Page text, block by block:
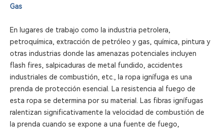
Gas
En lugares de trabajo como la industria petrolera,
petroquímica, extracción de petróleo y gas, química, pintura y
otras industrias donde las amenazas potenciales incluyen
flash fires, salpicaduras de metal fundido, accidentes
industriales de combustión, etc., la ropa ignífuga es una
prenda de protección esencial. La resistencia al fuego de
esta ropa se determina por su material. Las fibras ignífugas
ralentizan significativamente la velocidad de combustión de
la prenda cuando se expone a una fuente de fuego,